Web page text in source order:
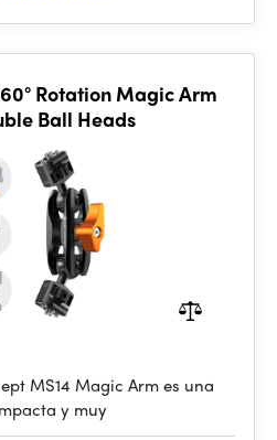
Rotation Magic Arm
Ball Heads
MS14 Magic Arm es una
y muy